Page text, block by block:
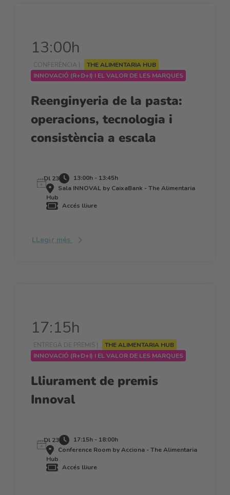
13:00h
CONFERÈNCIA |
THE ALIMENTARIA HUB
INNOVACIÓ (R+D+I) I EL VALOR DE LES MARQUES
Reenginyeria de la pasta:
operacions, tecnologia i
consistència a escala
Dl 23
13:00h - 13:45h
Sala INNOVAL by CaixaBank - The Alimentaria
Hub
Accés lliure
LLegir més
17:15h
ENTREGA DE PREMIS |
THE ALIMENTARIA HUB
INNOVACIÓ (R+D+I) I EL VALOR DE LES MARQUES
Lliurament de premis
Innoval
Dl 23
17:15h - 18:00h
Conference Room by Acciona - The Alimentaria
Hub
Accés lliure